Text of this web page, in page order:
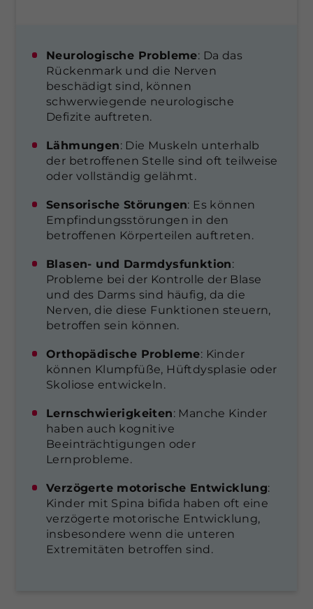
Neurologische Probleme: Da das
Rückenmark und die Nerven
beschädigt sind, können
schwerwiegende neurologische
Defizite auftreten.
Lähmungen: Die Muskeln unterhalb
der betroffenen Stelle sind oft teilweise
oder vollständig gelähmt.
Sensorische Störungen: Es können
Empfindungsstörungen in den
betroffenen Körperteilen auftreten.
Blasen- und Darmdysfunktion:
Probleme bei der Kontrolle der Blase
und des Darms sind häufig, da die
Nerven, die diese Funktionen steuern,
betroffen sein können.
Orthopädische Probleme: Kinder
können Klumpfüße, Hüftdysplasie oder
Skoliose entwickeln.
Lernschwierigkeiten: Manche Kinder
haben auch kognitive
Beeinträchtigungen oder
Lernprobleme.
Verzögerte motorische Entwicklung:
Kinder mit Spina bifida haben oft eine
verzögerte motorische Entwicklung,
insbesondere wenn die unteren
Extremitäten betroffen sind.